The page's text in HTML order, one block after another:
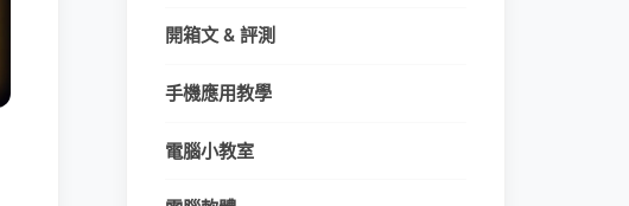
開箱文 & 評測
手機應用教學
電腦小教室